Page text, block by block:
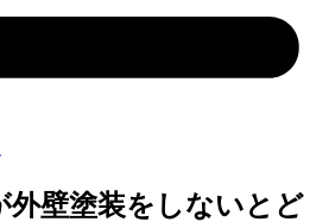
外壁塗装をしないとど